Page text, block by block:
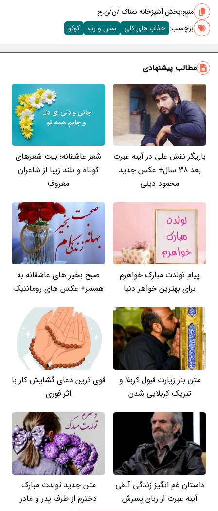
منبع:بخش آشپزخانه نمناک /ن/ن.ح
برچسب‌: جذاب های کلی سس و رب کوکو
مطالب پیشنهادی
بازیگر نقش علی در آینه عبرت
بعد 38 سال+ عکس جدید
محمود دینی
شعر عاشقانه؛ بیت شعرهای
کوتاه و بلند زیبا از شاعران
معروف
پیام تولدت مبارک خواهرم
برای بهترین خواهر دنیا
صبح بخیر های عاشقانه به
همسر+ عکس های رومانتیک
متن بنر زیارت قبول کربلا و
تبریک کربلایی شدن
قوی ترین دعای گشایش کار با
اثر فوری
داستان غم انگیز زندگی آتقی
آینه عبرت از زبان پسرش
متن جدید تولدت مبارک
دخترم از طرف پدر و مادر